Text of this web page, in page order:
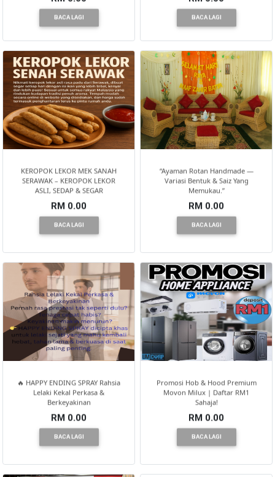
BACA LAGI BACA LAGI
KEROPOK LEKOR MEK SANAH
SERAWAK – KEROPOK LEKOR
ASLI, SEDAP & SEGAR
RM 0.00
BACA LAGI
“Ayaman Rotan Handmade —
Variasi Bentuk & Saiz Yang
Memukau.”
RM 0.00
BACA LAGI
🔥 HAPPY ENDING SPRAY Rahsia
Lelaki Kekal Perkasa &
Berkeyakinan
RM 0.00
BACA LAGI
Promosi Hob & Hood Premium
Movon Milux | Daftar RM1
Sahaja!
RM 0.00
BACA LAGI